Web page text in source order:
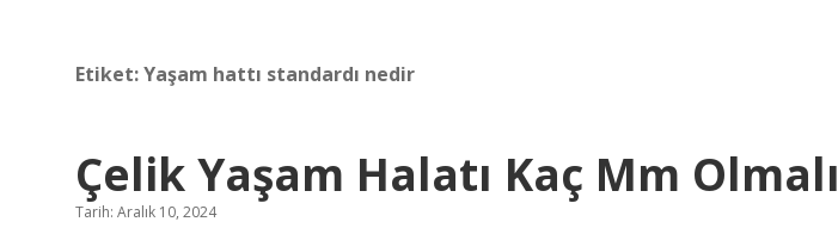
Etiket:Yaşam hattı standardı nedir
Çelik Yaşam Halatı Kaç Mm Olmalı
Tarih: Aralık 10, 2024